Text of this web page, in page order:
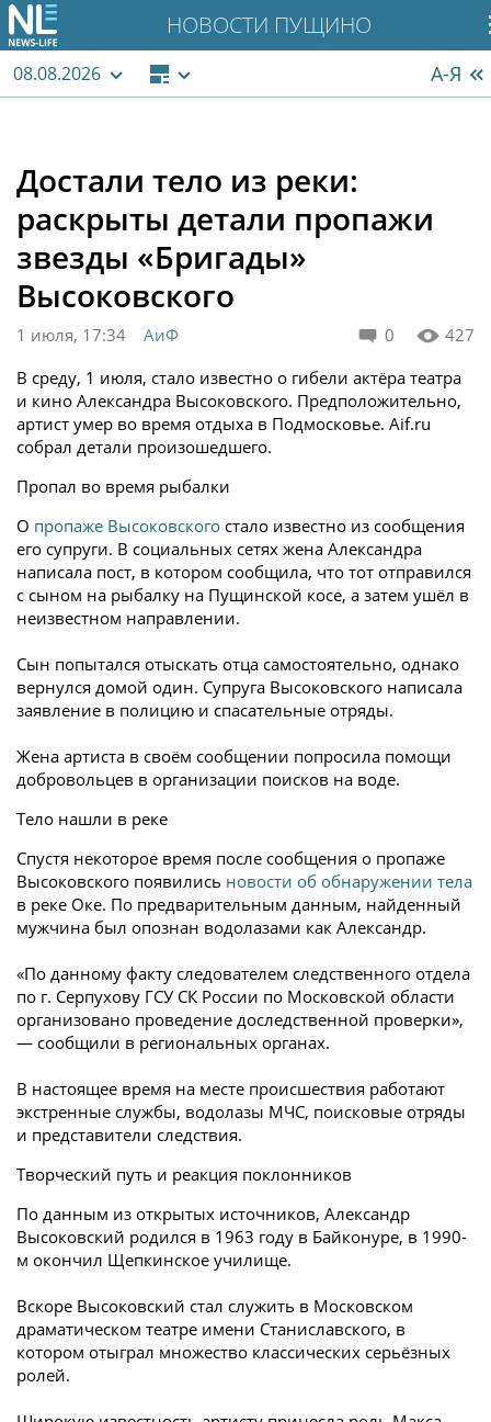
НОВОСТИ ПУЩИНО
08.08.2026 А-Я
Достали тело из реки:
раскрыты детали пропажи
звезды «Бригады»
Высоковского
0 427
1 июля, 17:34
АиФ
В среду, 1 июля, стало известно о гибели актёра театра
и кино Александра Высоковского. Предположительно,
артист умер во время отдыха в Подмосковье. Aif.ru
собрал детали произошедшего.
Пропал во время рыбалки
О пропаже Высоковского стало известно из сообщения
его супруги. В социальных сетях жена Александра
написала пост, в котором сообщила, что тот отправился
с сыном на рыбалку на Пущинской косе, а затем ушёл в
неизвестном направлении.
Сын попытался отыскать отца самостоятельно, однако
вернулся домой один. Супруга Высоковского написала
заявление в полицию и спасательные отряды.
Жена артиста в своём сообщении попросила помощи
добровольцев в организации поисков на воде.
Тело нашли в реке
Спустя некоторое время после сообщения о пропаже
Высоковского появились новости об обнаружении тела
в реке Оке. По предварительным данным, найденный
мужчина был опознан водолазами как Александр.
«По данному факту следователем следственного отдела
по г. Серпухову ГСУ СК России по Московской области
организовано проведение доследственной проверки»,
— сообщили в региональных органах.
В настоящее время на месте происшествия работают
экстренные службы, водолазы МЧС, поисковые отряды
и представители следствия.
Творческий путь и реакция поклонников
По данным из открытых источников, Александр
Высоковский родился в 1963 году в Байконуре, в 1990-
м окончил Щепкинское училище.
Вскоре Высоковский стал служить в Московском
драматическом театре имени Станиславского, в
котором отыграл множество классических серьёзных
ролей.